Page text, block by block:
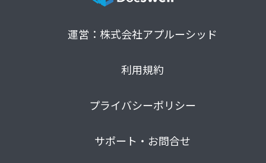
運営：株式会社アプルーシッド
利用規約
プライバシーポリシー
サポート・お問合せ